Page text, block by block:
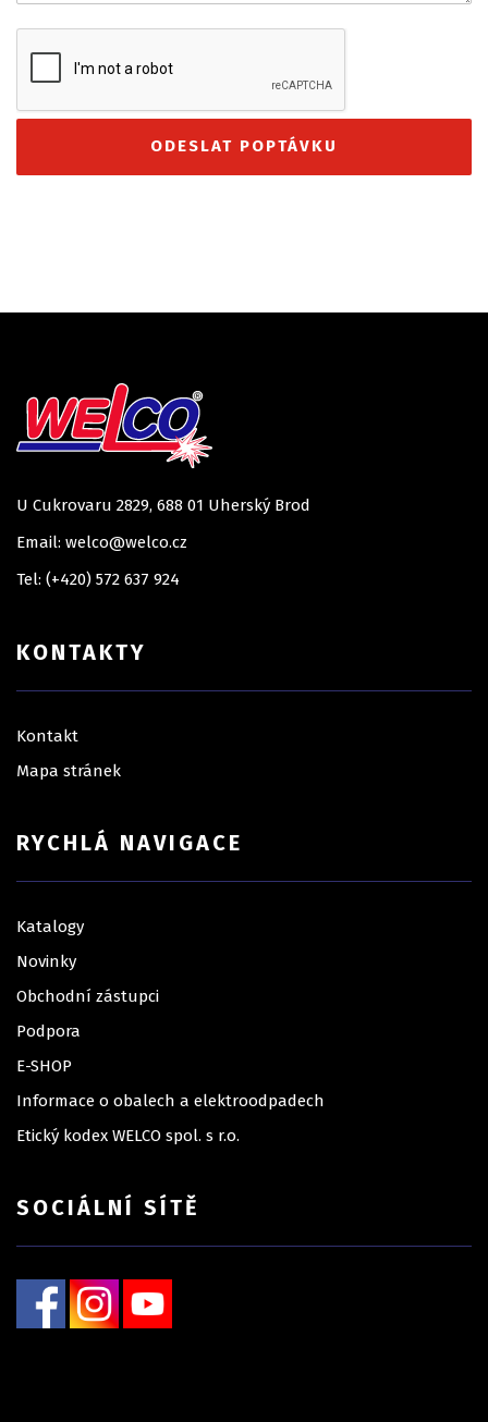
U Cukrovaru 2829, 688 01 Uherský Brod
Email: welco@welco.cz
Tel: (+420) 572 637 924
KONTAKTY
Kontakt
Mapa stránek
RYCHLÁ NAVIGACE
Katalogy
Novinky
Obchodní zástupci
Podpora
E-SHOP
Informace o obalech a elektroodpadech
Etický kodex WELCO spol. s r.o.
SOCIÁLNÍ SÍTĚ